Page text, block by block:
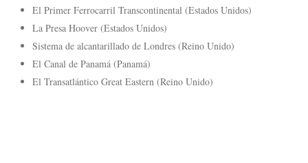
El Primer Ferrocarril Transcontinental (Estados Unidos)
La Presa Hoover (Estados Unidos)
Sistema de alcantarillado de Londres (Reino Unido)
El Canal de Panamá (Panamá)
El Transatlántico Great Eastern (Reino Unido)